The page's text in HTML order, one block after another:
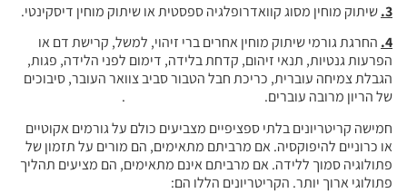
3. שיתוק מוחין מסוג קוואדרופלגיה ספסטית או שיתוק מוחין דיסקינטי.
4. החרגת גורמי שיתוק מוחין אחרים ברי זיהוי, למשל, קרישת דם או
הפרעות גנטיות, תנאי זיהום, קדחת בלידה, דימום לפני הלידה, פגות,
הגבלת צמיחה עוברית, כריכת חבל הטבור סביב צוואר העובר, סיבוכים
של הריון מרובה עוברים. .
חמישה קריטריונים בלתי ספציפיים מצביעים כולם על גורמים אקוטיים
או כרוניים להיפוקסיה. אם מרביתם מתאימים, הם מורים על תזמון של
פתולוגיה סמוך ללידה. אם מרביתם אינם מתאימים, הם מציעים תהליך
פתולוגי ארוך יותר. הקריטריונים הללו הם: